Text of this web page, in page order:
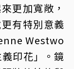
更加寬敞，
有特別意義
Westwo
印花」。鏡